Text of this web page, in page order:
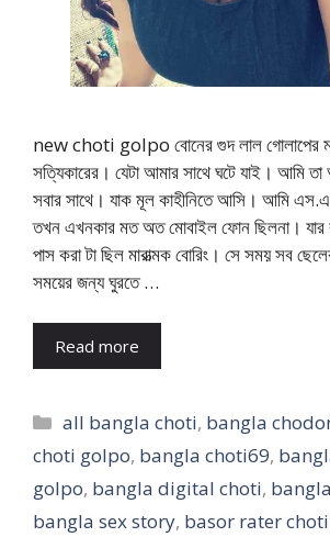
new choti golpo বোনের গুদ লাল গোলাপের
সত্যিকারের। যেটা আমার সাথে ঘটে যাই। আমি
সবার সাথে। যাক মূল কাহীনিতে আসি। আমি
তখন এখনকার মত অত মোবাইল ফোন ছিলনা। যার
পাস করা টা ছিল মারাত্মক বোরিং। সে সময় সব
সময়ের জন্য ঘুরতে …
Read more
Categories
all bangla choti, bangla
choti golpo, bangla choti69,
golpo, bangla digital choti,
bangla sex story, basor rater